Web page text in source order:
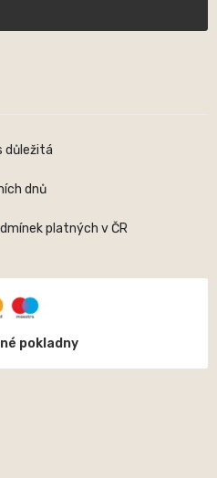
důležitá
dnů
platných v ČR
pokladny